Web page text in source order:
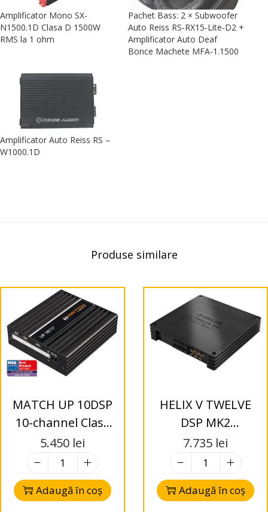
Amplificator Mono SX-
N1500.1D Clasa D 1500W
RMS la 1 ohm
Pachet Bass: 2 × Subwoofer
Auto Reiss RS‑RX15‑Lite‑D2 +
Amplificator Auto Deaf
Bonce Machete MFA‑1.1500
Amplificator Auto Reiss RS –
W1000.1D
Produse similare
MATCH UP 10DSP
10-channel Class
GD upgrade
amplifier
5.450 lei
Adaugă în coș
HELIX V TWELVE
DSP MK2
Amplificator 12
canale
7.735 lei
Adaugă în coș